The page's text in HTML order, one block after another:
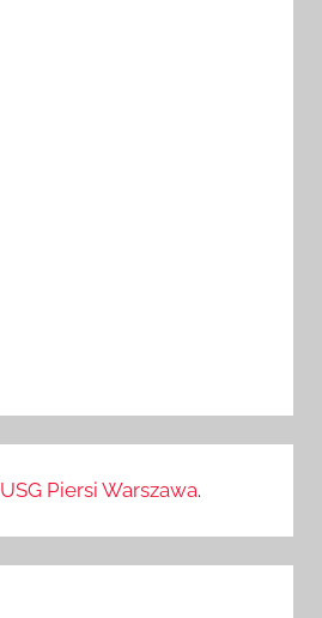
USG Piersi Warszawa.